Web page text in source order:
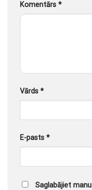
Komentārs *
Vārds *
E-pasts *
Saglabājiet